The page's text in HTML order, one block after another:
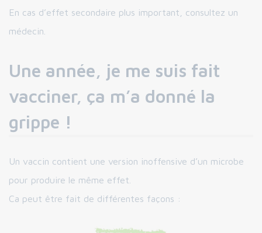
En cas d’effet secondaire plus important, consultez un
médecin.
Une année, je me suis fait
vacciner, ça m’a donné la
grippe !
Un vaccin contient une version inoffensive d’un microbe
pour produire le même effet.
Ca peut être fait de différentes façons :